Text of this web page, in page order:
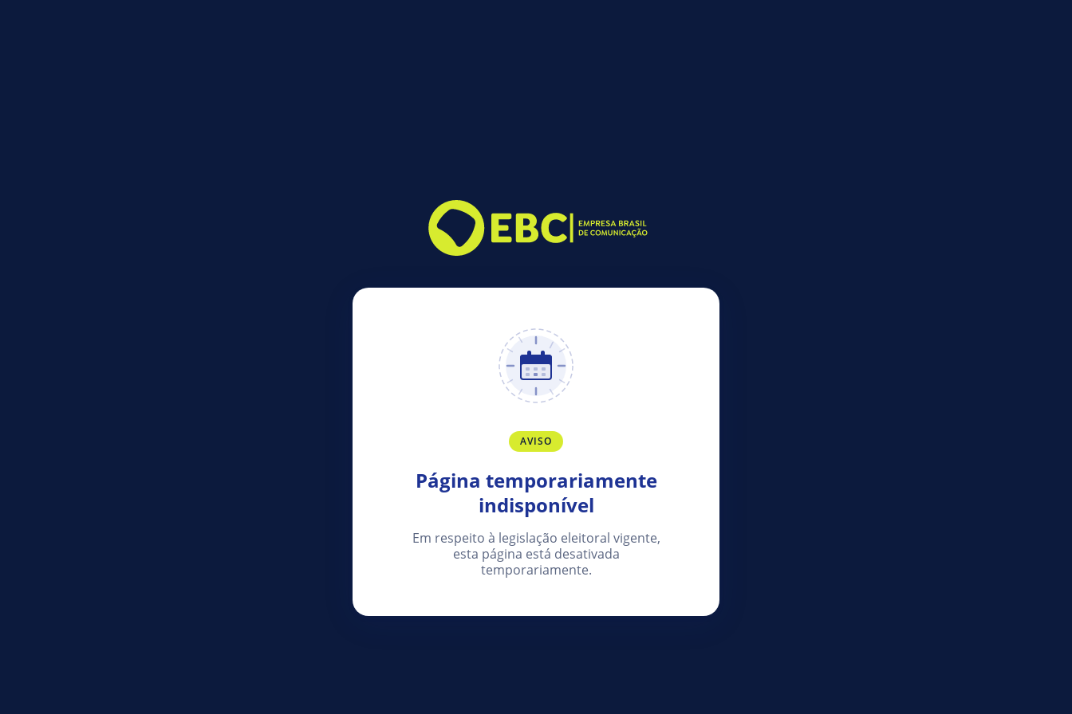
AVISO
Página temporariamente
indisponível
Em respeito à legislação eleitoral vigente,
esta página está desativada
temporariamente.